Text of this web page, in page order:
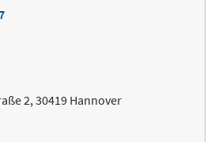
2, 30419 Hannover